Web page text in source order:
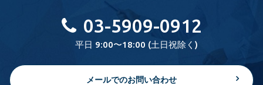
03-5909-0912
平日 9:00〜18:00 (土日祝除く)
メールでのお問い合わせ